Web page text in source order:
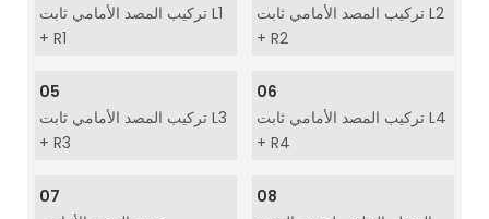
تركيب المصد الأمامي ثابت L1
+ R1
تركيب المصد الأمامي ثابت L2
+ R2
05
تركيب المصد الأمامي ثابت L3
+ R3
06
تركيب المصد الأمامي ثابت L4
+ R4
07
08